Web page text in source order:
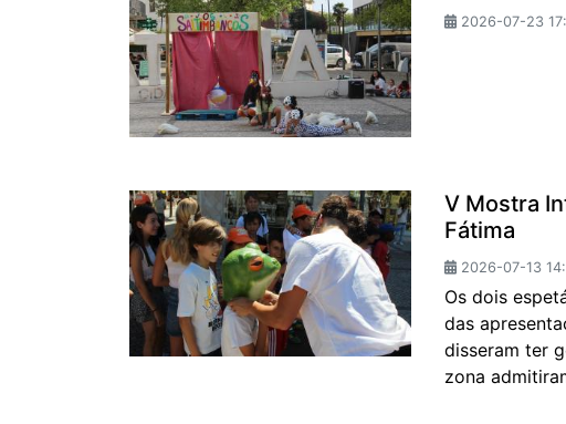
2026-07-23
V Mostra
Fátima
2026-07-13
Os dois
das
disseram ter
zona